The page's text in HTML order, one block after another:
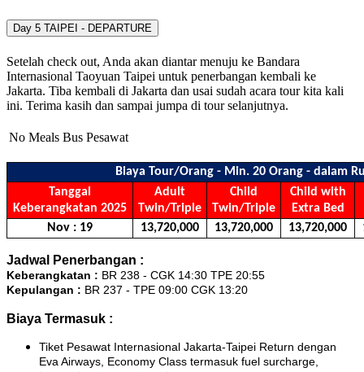
Day 5 TAIPEI - DEPARTURE
Setelah check out, Anda akan diantar menuju ke Bandara
Internasional Taoyuan Taipei untuk penerbangan kembali ke
Jakarta. Tiba kembali di Jakarta dan usai sudah acara tour kita kali
ini. Terima kasih dan sampai jumpa di tour selanjutnya.
No Meals Bus Pesawat
Biaya Tour/Orang - Min. 20 Orang - dalam
Tanggal
Keberangkatan 2025
Adult
Twin/Triple
Child
Twin/Triple
Child with
Extra Bed
Nov : 19
13,720,000 13,720,000 13,720,000
Jadwal Penerbangan :
Keberangkatan : BR 238 - CGK 14:30 TPE 20:55
Kepulangan : BR 237 - TPE 09:00 CGK 13:20
Biaya Termasuk :
Tiket Pesawat Internasional Jakarta-Taipei Return dengan
Eva Airways, Economy Class termasuk fuel surcharge,